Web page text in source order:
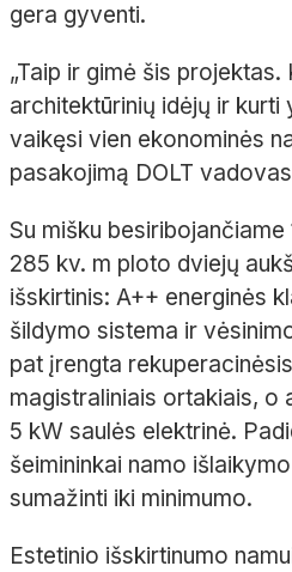
gera gyventi.
„Taip ir gimė šis
architektūrinių idėjų ir kurti
vaikęsi vien ekonominės
pasakojimą DOLT
Su mišku
285 kv. m ploto dviejų
išskirtinis: A++ energinės
šildymo sistema ir
pat įrengta rekuperacinė
magistraliniais ortakiais, o
5 kW saulės elektrinė.
šeimininkai namo
sumažinti iki minimumo.
Estetinio išskirtinumo